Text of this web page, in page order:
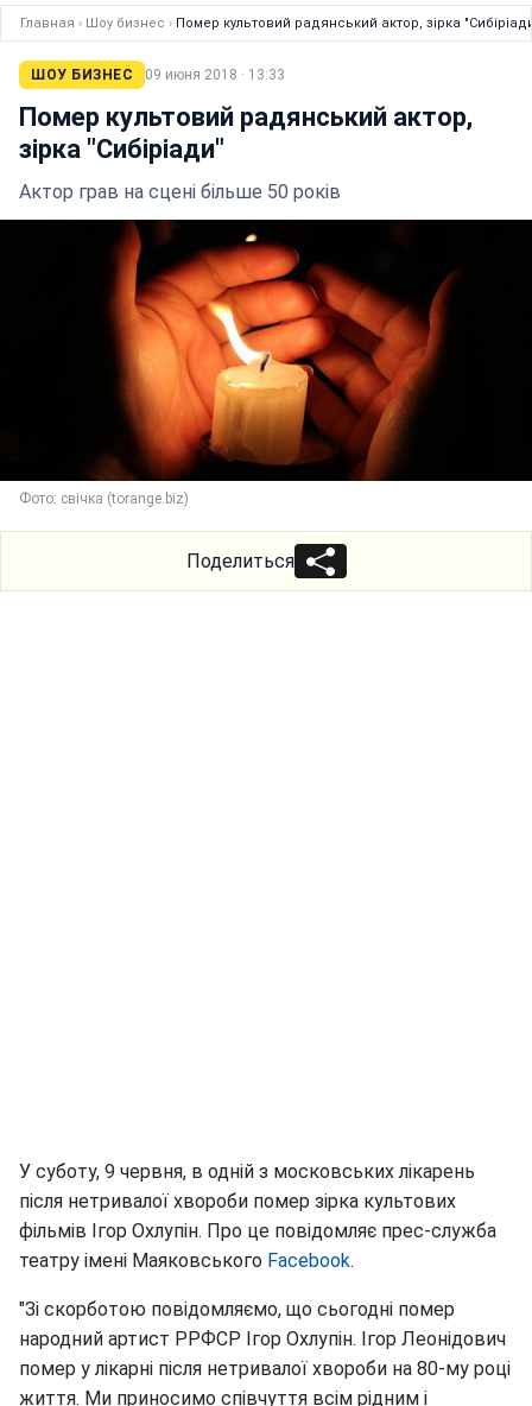
Главная › Шоу бизнес › Помер культовий радянський актор, зірка
ШОУ БИЗНЕС 09 июня 2018 · 13:33
Помер культовий радянський актор,
зірка "Сибіріади"
Актор грав на сцені більше 50 років
Фото: свічка (torange.biz)
Поделиться
У суботу, 9 червня, в одній з московських лікарень
після нетривалої хвороби помер зірка культових
фільмів Ігор Охлупін. Про це повідомляє прес-служба
театру імені Маяковського Facebook.
"Зі скорботою повідомляємо, що сьогодні помер
народний артист РРФСР Ігор Охлупін. Ігор Леонідович
помер у лікарні після нетривалої хвороби на 80-му році
життя. Ми приносимо співчуття всім рідним і